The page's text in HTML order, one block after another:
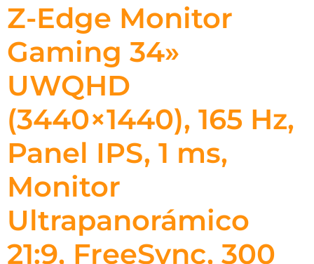
Z-Edge Monitor
Gaming 34»
UWQHD
(3440×1440), 165 Hz,
Panel IPS, 1 ms,
Monitor
Ultrapanorámico
21:9, FreeSync, 300